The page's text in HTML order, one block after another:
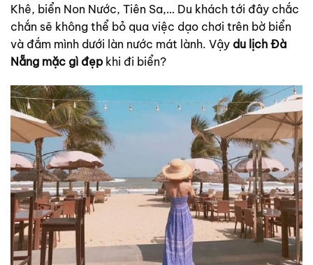
Khê, biển Non Nước, Tiên Sa,… Du khách tới đây chắc
chắn sẽ không thể bỏ qua việc dạo chơi trên bờ biển
và đắm mình dưới làn nước mát lành. Vậy du lịch Đà
Nẵng mặc gì đẹp khi đi biển?